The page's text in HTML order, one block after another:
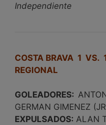
Independiente
COSTA BRAVA 1 VS.
REGIONAL
GOLEADORES:
GERMAN GIMENEZ
EXPULSADOS: ALAN